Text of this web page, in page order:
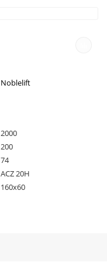
Noblelift
2000
200
74
ACZ 20H
160х60